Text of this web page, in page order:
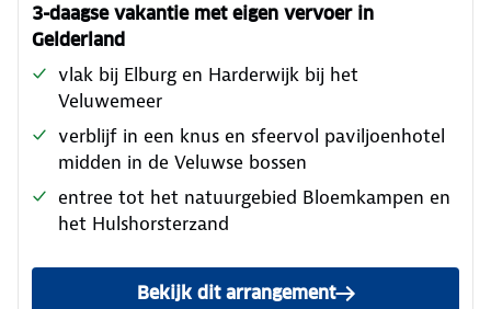
3-daagse vakantie met eigen vervoer in
Gelderland
vlak bij Elburg en Harderwijk bij het
Veluwemeer
verblijf in een knus en sfeervol paviljoenhotel
midden in de Veluwse bossen
entree tot het natuurgebied Bloemkampen en
het Hulshorsterzand
Bekijk dit arrangement